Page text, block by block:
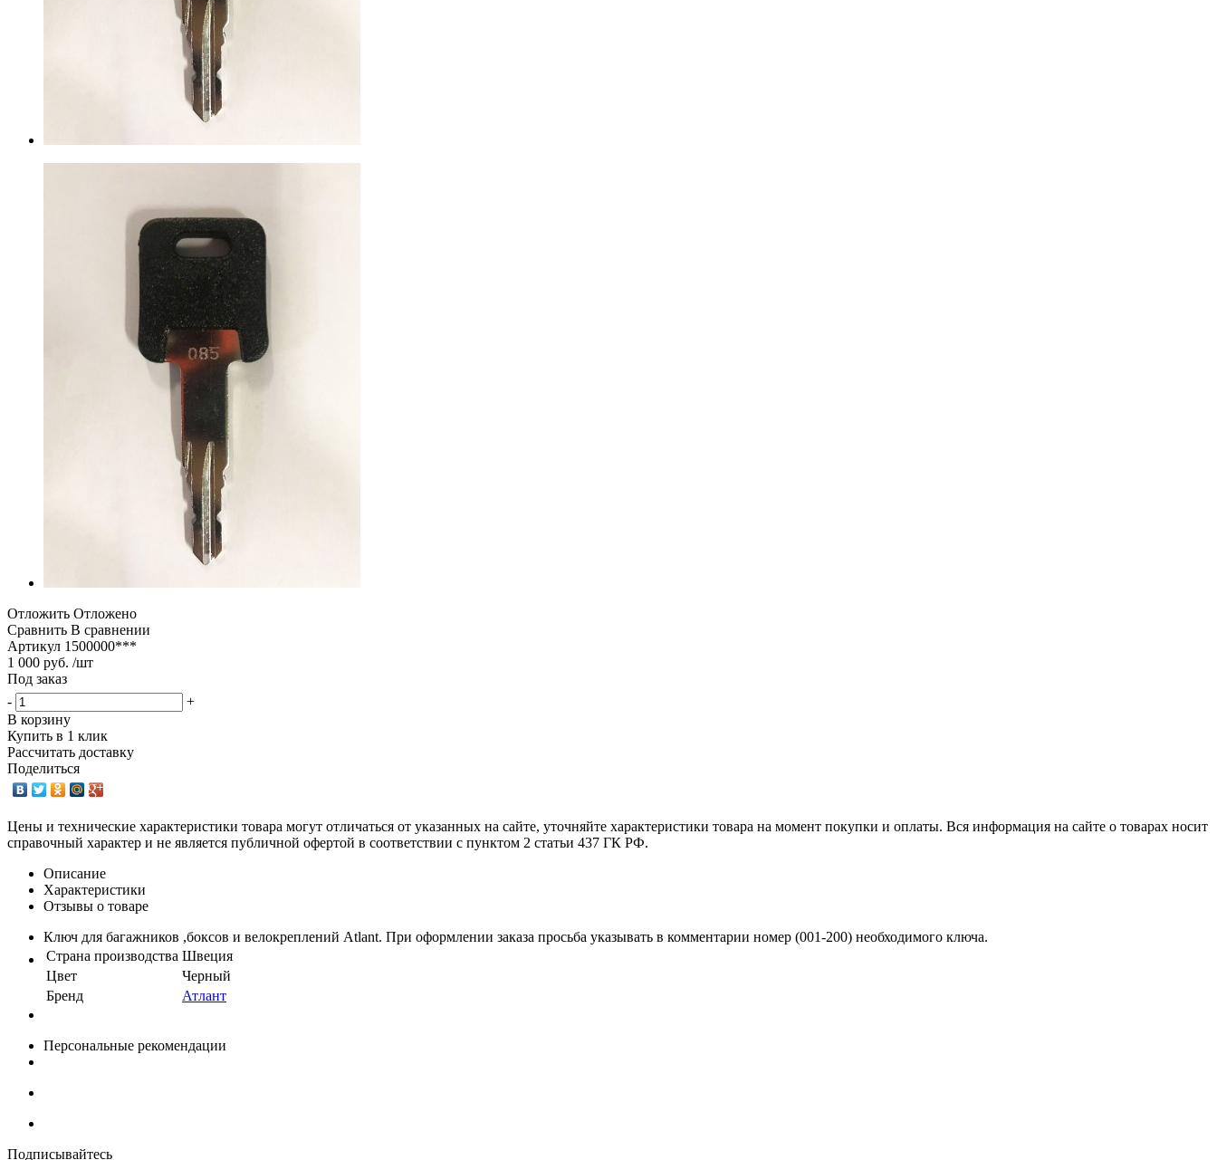
Отложить Отложено
Сравнить В сравнении
Артикул 1500000***
1 000 руб. /шт
Под заказ
-
+
В корзину
Купить в 1 клик
Рассчитать доставку
Поделиться
Цены и технические характеристики товара могут отличаться от указанных на сайте, уточняйте характеристики товара на момент покупки и оплаты. Вся информация на сайте о товарах носит
справочный характер и не является публичной офертой в соответствии с пунктом 2 статьи 437 ГК РФ.
Описание
Характеристики
Отзывы о товаре
Ключ для багажников ,боксов и велокреплений Atlant. При оформлении заказа просьба указывать в комментарии номер (001-200) необходимого ключа.
Страна производства Швеция
Цвет
Черный
Бренд
Атлант
Персональные рекомендации
Подписывайтесь